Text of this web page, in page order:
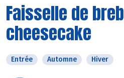
Faisselle de
cheesecake
Entrée Automne Hiver